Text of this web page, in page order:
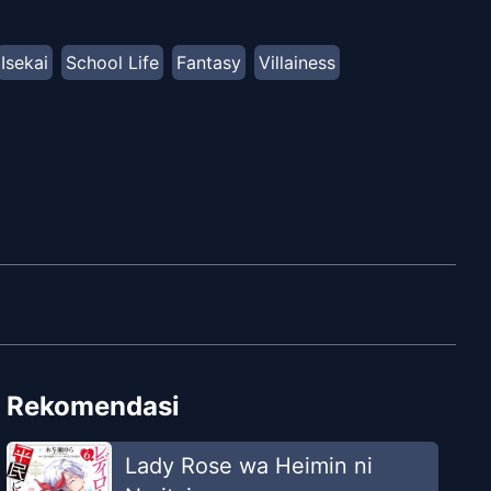
Isekai School Life Fantasy
Villainess
Rekomendasi
Lady Rose wa Heimin ni